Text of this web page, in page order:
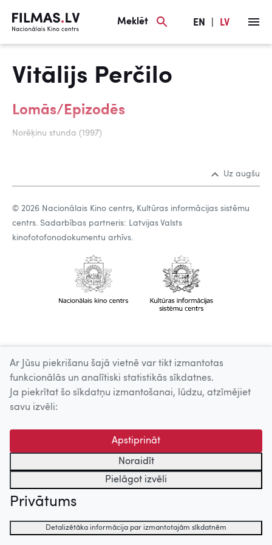
Meklēt EN LV
Vitālijs Perčilo
Lomās/Epizodēs
Norēķinu stunda (1997)
Uz augšu
© 2026 Nacionālais Kino centrs, Kultūras informācijas sistēmu
centrs. Sadarbības partneris: Latvijas Valsts
kinofotofonodokumentu arhīvs.
Ar Jūsu piekrišanu šajā vietnē var tikt izmantotas
funkcionālās un analītiski statistikās sīkdatnes.
Ja piekrītat šo sīkdatņu izmantošanai, lūdzu, atzīmējiet
savu izvēli:
Apstiprināt
Noraidīt
Pielāgot izvēli
Privātums
Detalizētāka informācija par izmantotajām sīkdatnēm